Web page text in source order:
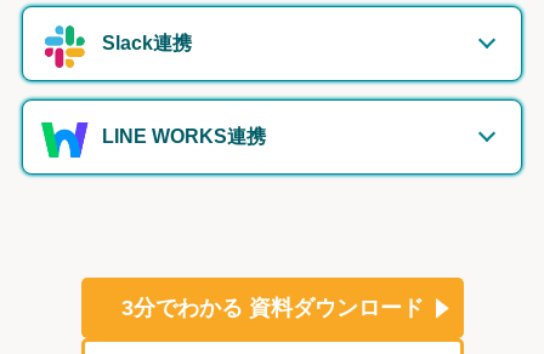
Slack連携
LINE WORKS連携
3分でわかる 資料ダウンロード